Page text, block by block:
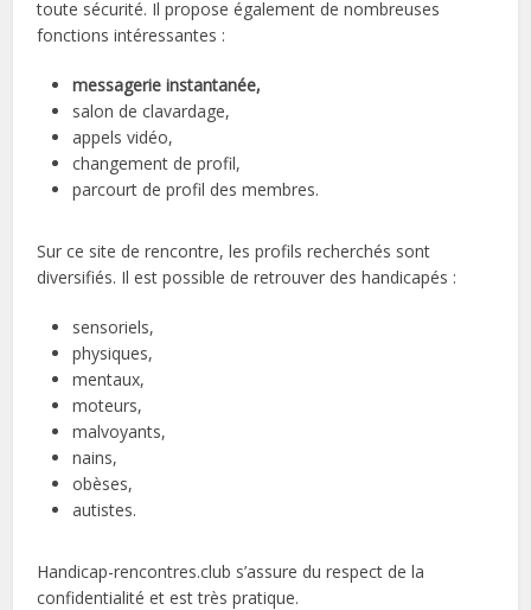
toute sécurité. Il propose également de nombreuses
fonctions intéressantes :
messagerie instantanée,
salon de clavardage,
appels vidéo,
changement de profil,
parcourt de profil des membres.
Sur ce site de rencontre, les profils recherchés sont
diversifiés. Il est possible de retrouver des handicapés :
sensoriels,
physiques,
mentaux,
moteurs,
malvoyants,
nains,
obèses,
autistes.
Handicap-rencontres.club s’assure du respect de la
confidentialité et est très pratique.